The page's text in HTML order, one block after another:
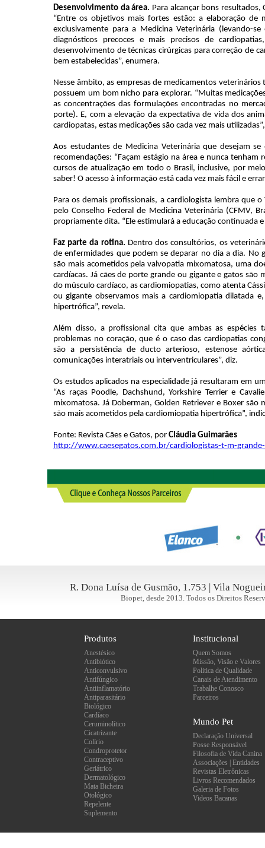
Desenvolvimento da área. Para alcançar bons resultados,
“Entre os objetivos mais fortes estão: a elaboração de
exclusivamente para a Medicina Veterinária (levando-
diagnósticos precoces e mais precisos de
desenvolvimento de técnicas cirúrgicas para correção de
bem estabelecidas”, enumera.
Nesse âmbito, as empresas de medicamentos
possuem um bom nicho para explorar. “Muitas
as concentrações das formulações encontradas no
porte). E, com a elevação da expectativa de vida dos
cardiopatas, estas medicações são cada vez mais
Aos estudantes de Medicina Veterinária que desejam se
recomendações: “Façam estágio na área e nunca
cursos de atualização em todo o Brasil, inclusive, por
saber! O acesso à informação está cada vez mais fácil e
Para os demais profissionais, a cardiologista lembra que
pelo Conselho Federal de Medicina Veterinária (CFMV,
propriamente dita. “Ele estimulará a educação continuada
Faz parte da rotina. Dentro dos consultórios, os
de enfermidades que podem se deparar no dia a dia. No
são mais acometidos pela valvopatia mixomatosa, uma
cardíacas. Já cães de porte grande ou gigante e gatos são
do músculo cardíaco, as cardiomiopatias, como atenta
ou gigante observamos mais a cardiomiopatia dilatada
hipertrófica”, revela.
Além disso, a profissional cita que ambas as espécies
problemas no coração, que é o caso das cardiopatias
são a persistência de ducto arterioso, estenose
comunicações interatriais ou interventriculares”, diz.
Os estudos aplicados na especialidade já resultaram em
“As raças Poodle, Dachshund, Yorkshire Terrier e
mixomatosa. Já Doberman, Golden Retriever e Boxer
são mais acometidos pela cardiomiopatia hipertrófica”,
Fonte: Revista Cães e Gatos, por Cláudia Guimarães
http://www.caesegatos.com.br/cardiologistas-t-m-
R. Dona Luísa de Gusmão, 1.753 | Vila
Biopet, desde 2013. Todos os Direitos
Produtos
Anestésico
Antibiótico
Anticonvulsivo
Antifúngico
Antiinflamatório
Antiparasitário
Biológico
Cardíaco
Ceruminolítico
Cicatrizante
Colírio
Condroprotetor
Contraceptivo
Geriátrico
Dermatológico
Mata Bicheira
Otológico
Repelente
Suplemento
Institucional
Quem Somos
Missão, Visão e Valores
Politica de Qualidade
Canais de Atendimento
Trabalhe Conosco
Parceiros
Mundo Pet
Declaração Universal
Posse Responsável
Filosofia de Vida Canina
Associações | Entidades
Revistas Eletrônicas
Livros Recomendados
Galeria de Fotos
Videos Bacanas